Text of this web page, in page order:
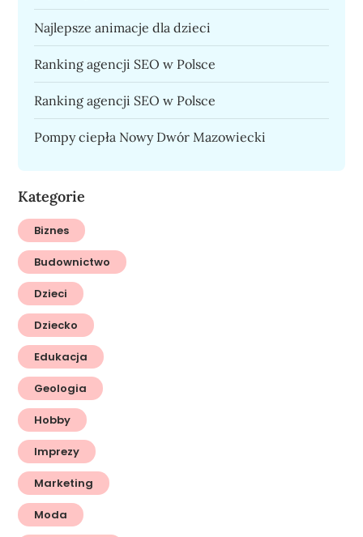
Najlepsze animacje dla dzieci
Ranking agencji SEO w Polsce
Ranking agencji SEO w Polsce
Pompy ciepła Nowy Dwór Mazowiecki
Kategorie
Biznes
Budownictwo
Dzieci
Dziecko
Edukacja
Geologia
Hobby
Imprezy
Marketing
Moda